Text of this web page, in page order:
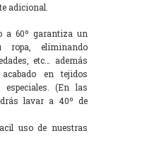
adicional.
a 60º garantiza un
eliminando
etc… además
en tejidos
(En las
lavar a 40º de
uso de nuestras